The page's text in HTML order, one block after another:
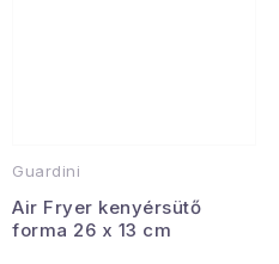
Guardini
Air Fryer kenyérsütő
forma 26 x 13 cm